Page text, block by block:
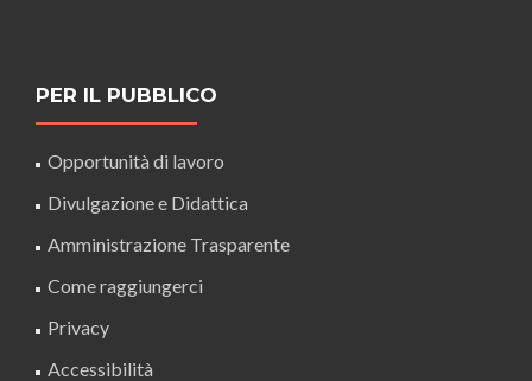
PER IL PUBBLICO
Opportunità di lavoro
Divulgazione e Didattica
Amministrazione Trasparente
Come raggiungerci
Privacy
Accessibilità